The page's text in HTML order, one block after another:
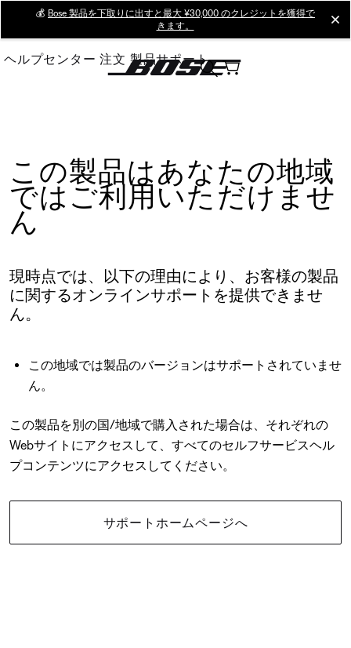
Main
💰 Bose 製品を下取りに出すと最大 ¥30,000 のクレジットを獲得で
きます。
ヘルプセンター 注文 製品サポート
この製品はあなたの地域
ではご利用いただけませ
ん
現時点では、以下の理由により、お客様の製品
に関するオンラインサポートを提供できませ
ん。
この地域では製品のバージョンはサポートされていませ
ん。
この製品を別の国/地域で購入された場合は、それぞれの
Webサイトにアクセスして、すべてのセルフサービスヘル
プコンテンツにアクセスしてください。
サポートホームページへ